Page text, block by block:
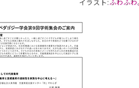
イラスト:ふわふ